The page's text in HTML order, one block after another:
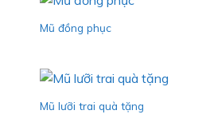
Mũ đồng phục
Mũ lưỡi trai quà tặng